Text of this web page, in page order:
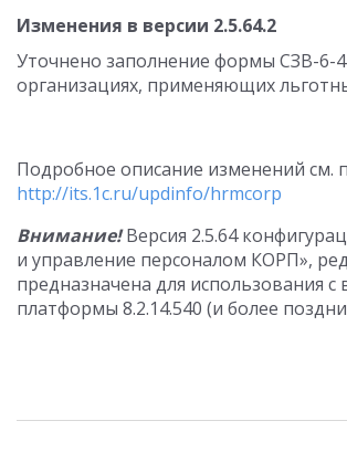
Изменения в версии 2.5.64.2
Уточнено заполнение формы СЗВ-6-
организациях, применяющих
Подробное описание изменений см.
http://its.1c.ru/updinfo/hrmcorp
Внимание!Версия 2.5.64
и управление персоналом КОРП»,
предназначена для использования с
платформы 8.2.14.540 (и более